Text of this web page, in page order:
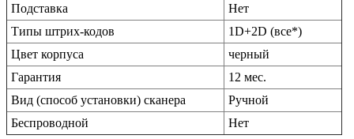
Подставка
Нет
Типы штрих-кодов
1D+2D (все*)
Цвет корпуса
черный
Гарантия
12 мес.
Вид (способ установки) сканера
Ручной
Беспроводной
Нет